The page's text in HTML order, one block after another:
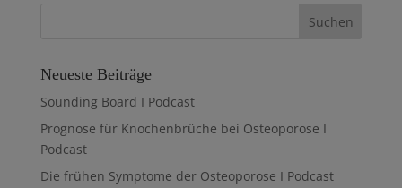
Neueste Beiträge
Sounding Board I Podcast
Prognose für Knochenbrüche bei Osteoporose I
Podcast
Die frühen Symptome der Osteoporose I Podcast